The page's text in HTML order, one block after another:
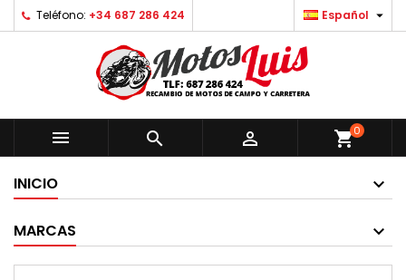
Teléfono: +34 687 286 424 Español 
   shopping_cart0
INICIO
MARCAS